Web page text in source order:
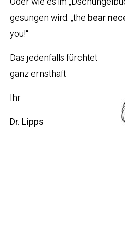
gesungen wird: „the bear
you!“
Das jedenfalls fürchtet
ganz ernsthaft
Ihr
Dr. Lipps